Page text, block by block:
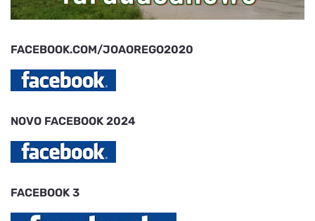
FACEBOOK.COM/JOAOREGO2020
NOVO FACEBOOK 2024
FACEBOOK 3